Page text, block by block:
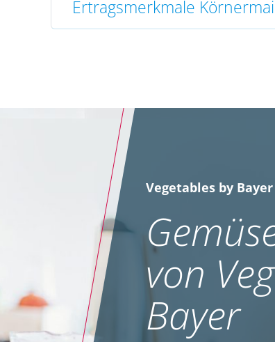
Ertragsmerkmale
Vegetables by Bayer
von
Bayer